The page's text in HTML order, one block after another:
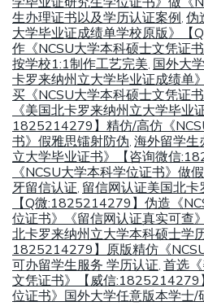
生办理证书以及学历认证案例, 伪
大学毕业证成绩单学校原版》
作《NCSU大学本科硕士文凭证
按学校1:1制作工艺完美, 国外大
卡罗来纳州立大学毕业证成绩
买《NCSU大学本科硕士文凭证
《美国北卡罗来纳州立大学毕业
1825214279】精仿/高仿《
书》假雅思镭射防伪, 海外留学生
立大学毕业证书》【咨询微信
《NCSU大学本科学位证书》做
牙留信认证, 留信网认证美国北
【Q微:1825214279】伪造《
位证书》《留信网认证真实可查》
北卡罗来纳州立大学本科硕士学
1825214279】原版精仿《
可办留学生服务 学历认证, 首选
文凭证书》【威信:1825214279
位证书》国外大学任意版本学士